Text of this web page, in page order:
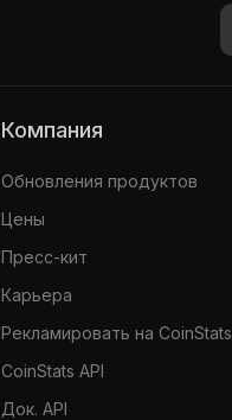
Компания
Обновления продуктов
Цены
Пресс-кит
Карьера
Рекламировать на CoinStats
CoinStats API
Док. API